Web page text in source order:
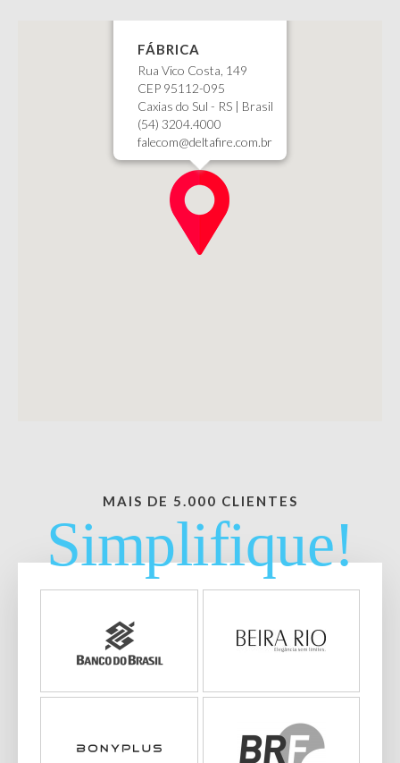
FÁBRICA
Rua Vico Costa, 149
CEP 95112-095
Caxias do Sul - RS | Brasil
(54) 3204.4000
falecom@deltafire.com.br
MAIS DE 5.000 CLIENTES
Simplifique!